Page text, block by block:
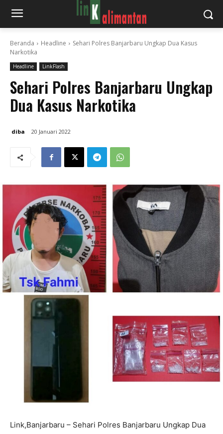
Beranda Headline
Sehari Polres Banjarbaru Ungkap Dua Kasus
Narkotika
Headline LinkFlash
Sehari Polres Banjarbaru Ungkap
Dua Kasus Narkotika
diba 20 Januari 2022
Link,Banjarbaru – Sehari Polres Banjarbaru Ungkap Dua